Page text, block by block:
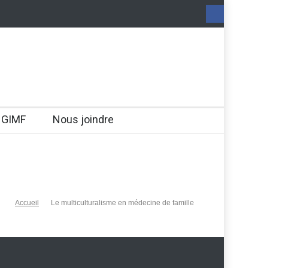
GIMF Nous joindre
Accueil Le multiculturalisme en médecine de famille